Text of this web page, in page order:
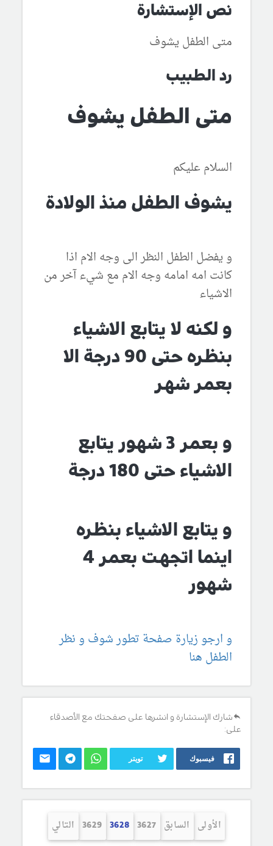
نص الإستشارة
متى الطفل يشوف
رد الطبيب
متى الطفل يشوف
السلام عليكم
يشوف الطفل منذ الولادة
و يفضل الطفل النظر الى وجه الام اذا
كانت امه امامه وجه الام مع شيء آخر من
الاشياء
و لكنه لا يتابع الاشياء
بنظره حتى 90 درجة الا
بعمر شهر
و بعمر 3 شهور يتابع
الاشياء حتى 180 درجة
و يتابع الاشياء بنظره
اينما اتجهت بعمر 4
شهور
و ارجو زيارة صفحة تطور شوف و نظر
الطفل هنا
شارك الإستشارة و انشرها على صفحتك مع الأصدقاء
على:
فيسبوك تويتر
الأولى السابق 3627
3628
3629 التالي